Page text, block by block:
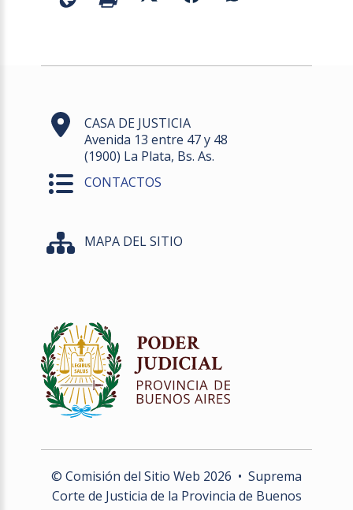
CASA DE JUSTICIA
Avenida 13 entre 47 y 48
(1900) La Plata, Bs. As.
CONTACTOS
MAPA DEL SITIO
© Comisión del Sitio Web 2026 • Suprema
Corte de Justicia de la Provincia de Buenos